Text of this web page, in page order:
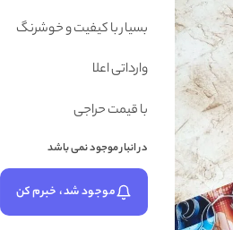
بود.
بسیار با کیفیت و خوشرنگ
وارداتی اعلا
با قیمت حراجی
در انبار موجود نمی باشد
موجود شد، خبرم کن